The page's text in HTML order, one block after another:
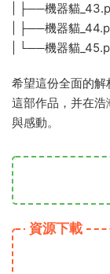
| ├──機器貓
| ├──機器貓
| └──機器貓
希望這份全面的解
這部作品，并在
與感動。
資源下載